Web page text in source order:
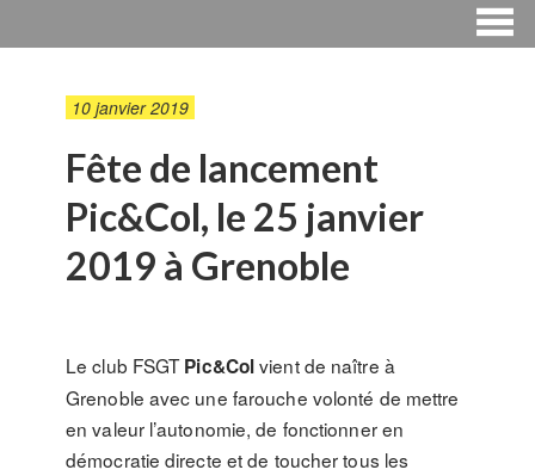
10 janvier 2019
Fête de lancement
Pic&Col, le 25 janvier
2019 à Grenoble
Le club FSGTPic&Colvient de naître à
Grenoble avec une farouche volonté de mettre
en valeur l’autonomie, de fonctionner en
démocratie directe et de toucher tous les